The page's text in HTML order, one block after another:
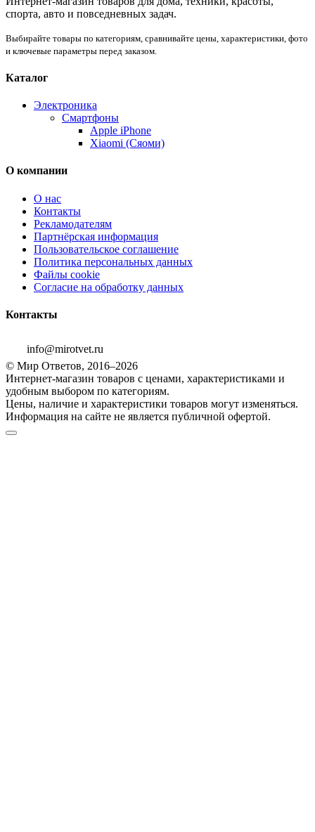
спорта, авто и повседневных задач.
Выбирайте товары по категориям, сравнивайте цены, характеристики, фото
и ключевые параметры перед заказом.
Каталог
Электроника
Смартфоны
Apple iPhone
Xiaomi (Сяоми)
О компании
О нас
Контакты
Рекламодателям
Партнёрская информация
Пользовательское соглашение
Политика персональных данных
Файлы cookie
Согласие на обработку данных
Контакты
info@mirotvet.ru
© Мир Ответов, 2016–2026
Интернет-магазин товаров с ценами, характеристиками и
удобным выбором по категориям.
Цены, наличие и характеристики товаров могут изменяться.
Информация на сайте не является публичной офертой.